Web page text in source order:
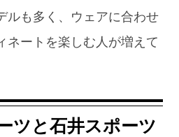
ルも多く、ウェアに合わせ
ネートを楽しむ人が増えて
ツと石井スポーツ